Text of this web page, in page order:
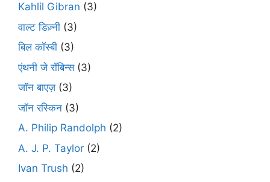
Kahlil Gibran (3)
वाल्ट डिज़्नी (3)
बिल कॉस्बी (3)
एंथनी जे रॉबिन्स(3)
जॉन बाएज़ (3)
जॉन रस्किन (3)
A. Philip Randolph (2)
A. J. P. Taylor (2)
Ivan Trush (2)